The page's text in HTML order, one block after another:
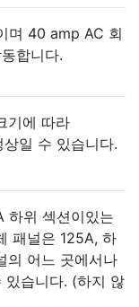
며 40 amp AC 회
합니다.
기에 따라
일 수 있습니다.
하위 섹션이있는
패널은 125A, 하
의 어느 곳에서나
있습니다. (하지 않